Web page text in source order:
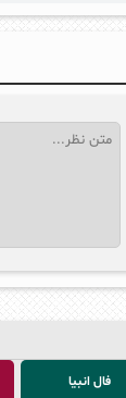
فال انبیا